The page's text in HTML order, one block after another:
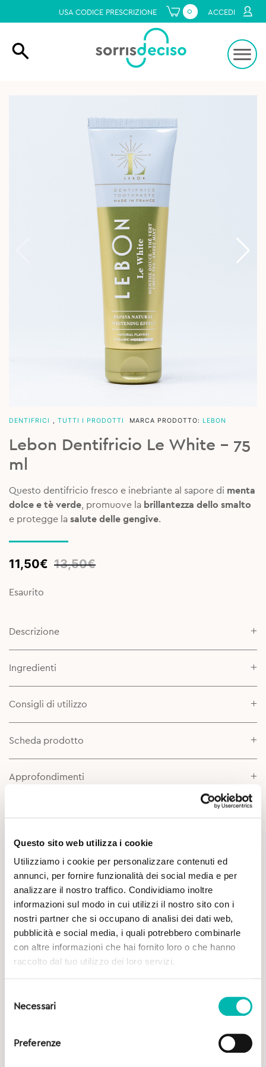
Questo sito web utilizza i cookie
Utilizziamo i cookie per personalizzare contenuti ed
annunci, per fornire funzionalità dei social media e per
analizzare il nostro traffico. Condividiamo inoltre
informazioni sul modo in cui utilizzi il nostro sito con i
nostri partner che si occupano di analisi dei dati web,
pubblicità e social media, i quali potrebbero combinarle
con altre informazioni che hai fornito loro o che hanno
raccolto dal tuo utilizzo dei loro servizi.
delNecessari
Preferenze
USA CODICE PRESCRIZIONE 0 ACCEDI
DENTIFRICI TUTTI I PRODOTTI MARCA PRODOTTO: LEBON
Lebon Dentifricio Le White – 75
ml
Questo dentifricio fresco e inebriante al sapore di menta
dolce e tè verde , promuove la brillantezza dello smalto
e protegge la salute delle gengive.
13,50€
Original
was:
11,50€
Current
is:
Esaurito
Descrizione
Ingredienti
Consigli di utilizzo
Scheda prodotto
Approfondimenti
Potrebbe Interessarti